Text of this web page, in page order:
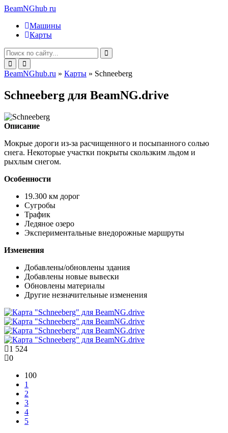
BeamNGhub ru
Машины
Карты
BeamNGhub.ru » Карты » Schneeberg
Schneeberg для BeamNG.drive
Описание
Мокрые дороги из-за расчищенного и посыпанного солью
снега. Некоторые участки покрыты скользким льдом и
рыхлым снегом.
Особенности
19.300 км дорог
Сугробы
Трафик
Ледяное озеро
Экспериментальные внедорожные маршруты
Изменения
Добавлены/обновлены здания
Добавлены новые вывески
Обновлены материалы
Другие незначительные изменения
1 524
0
100
1
2
3
4
5